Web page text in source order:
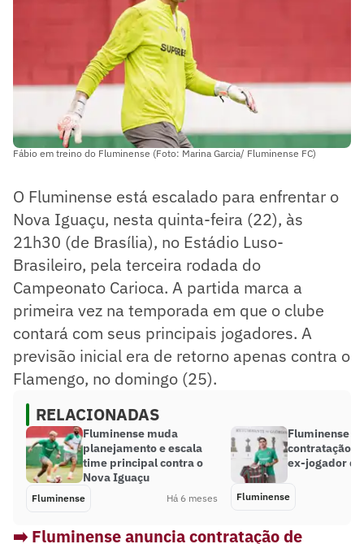
Fábio em treino do Fluminense (Foto: Marina Garcia/ Fluminense FC)
O Fluminense está escalado para enfrentar o
Nova Iguaçu, nesta quinta-feira (22), às
21h30 (de Brasília), no Estádio Luso-
Brasileiro, pela terceira rodada do
Campeonato Carioca. A partida marca a
primeira vez na temporada em que o clube
contará com seus principais jogadores. A
previsão inicial era de retorno apenas contra o
Flamengo, no domingo (25).
RELACIONADAS
Fluminense muda
planejamento e escala
time principal contra o
Nova Iguaçu
Fluminense Há 6 meses
Fluminense
contratação
ex-jogador
Fluminense
➡️ Fluminense anuncia contratação de